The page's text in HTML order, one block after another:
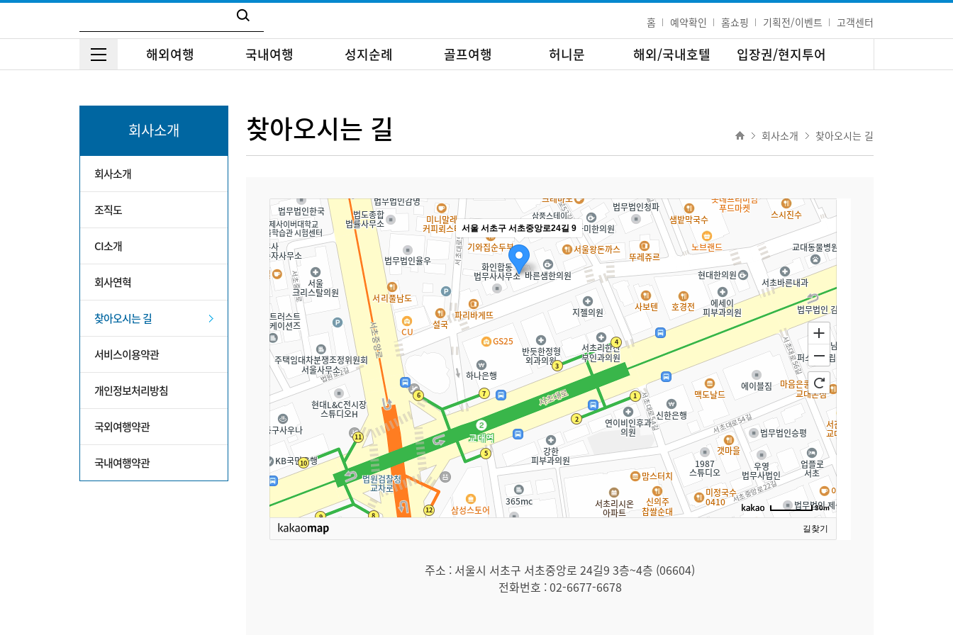
홈 예약확인 홈쇼핑 기획전/이벤트 고객센터
해외여행 국내여행 성지순례 골프여행 허니문 해외/국내호텔 입장권/현지투어
회사소개 찾아오시는 길
회사소개
회사소개
조직도
CI소개
회사연혁
찾아오시는 길
서비스이용약관
개인정보처리방침
국외여행약관
국내여행약관
찾아오시는 길
서울 서초구 서초중앙로24길 9
30m
길찾기
주소 : 서울시 서초구 서초중앙로 24길9 3층~4층 (06604)
전화번호 :02-6677-6678